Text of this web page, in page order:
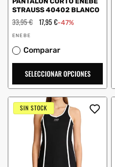
STRAUSS 40402 BLANCO
Precio
habitual
33,95 € Precio
de
17,95 €-47%
Proveedor:
ENEBE
Comparar
SELECCIONAR OPCIONES
SIN STOCK